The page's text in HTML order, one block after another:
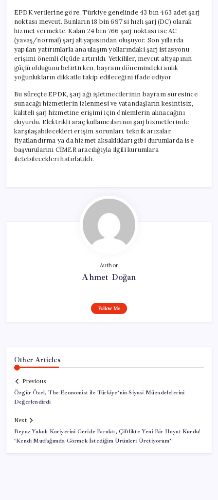
EPDK verilerine göre, Türkiye genelinde 43 bin 463 adet şarj
noktası mevcut. Bunların 18 bin 697’si hızlı şarj (DC) olarak
hizmet vermekte. Kalan 24 bin 766 şarj noktası ise AC
(yavaş/normal) şarj altyapısından oluşuyor. Son yıllarda
yapılan yatırımlarla ana ulaşım yollarındaki şarj istasyonu
erişimi önemli ölçüde artırıldı. Yetkililer, mevcut altyapının
güçlü olduğunu belirtirken, bayram dönemindeki anlık
yoğunlukların dikkatle takip edileceğini ifade ediyor.
Bu süreçte EPDK, şarj ağı işletmecilerinin bayram süresince
sunacağı hizmetlerin izlenmesi ve vatandaşların kesintisiz,
kaliteli şarj hizmetine erişimi için önlemlerin alınacağını
duyurdu. Elektrikli araç kullanıcılarının şarj hizmetlerinde
karşılaşabilecekleri erişim sorunları, teknik arızalar,
fiyatlandırma ya da hizmet aksaklıkları gibi durumlarda ise
başvurularını CİMER aracılığıyla ilgili kurumlara
iletebilecekleri hatırlatıldı.
Author
Ahmet Doğan
Follow Me
Other Articles
Previous
Özgür Özel, The Economist ile Türkiye’nin Siyasi Mücadelelerini
Değerlendirdi
Next
Beyaz Yakalı Kariyerini Geride Bıraktı, Çiftlikte Yeni Bir Hayat Kurdu!
‘Kendi Mutfağımda Görmek İstediğim Ürünleri Üretiyorum’